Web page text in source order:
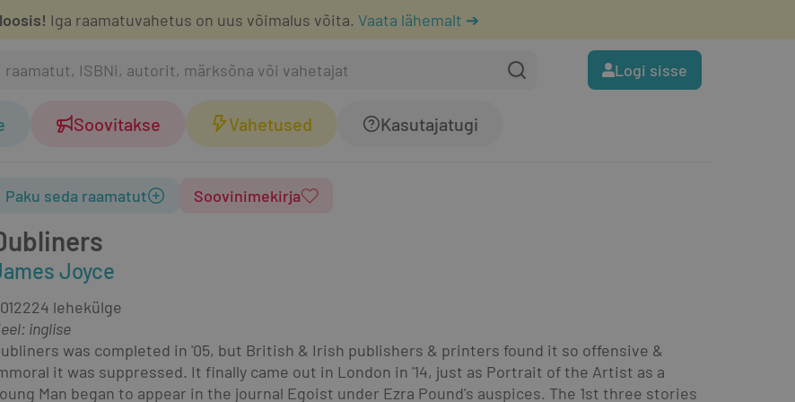
Iga raamatuvahetus on uus võimalus võita. Vaata lähemalt ➔
Logi sisse
Soovitakse Vahetused Kasutajatugi
Joyce
Paku seda raamatut Soovinimekirja
224 lehekülge
inglise
was completed in '05, but British & Irish publishers & printers found it so offensive &
it was suppressed. It finally came out in London in '14, just as Portrait of the Artist as a
Man began to appear in the journal Egoist under Ezra Pound's auspices. The 1st three stories